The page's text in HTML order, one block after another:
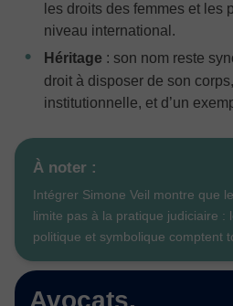
les droits des femmes et les
niveau international.
Héritage : son nom reste
droit à disposer de son
institutionnelle, et d’un
À noter :
Intégrer Simone Veil montre que
limite pas à la pratique judiciaire :
politique et symbolique comptent
Avocats,